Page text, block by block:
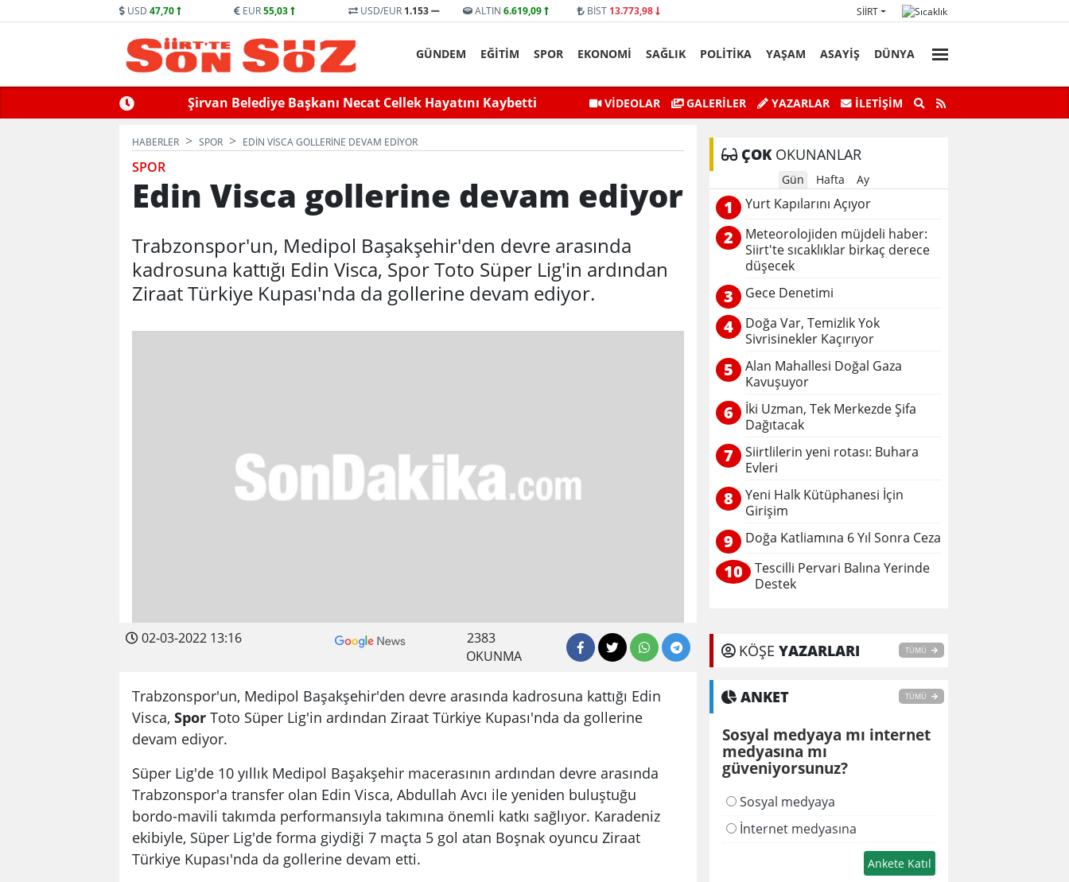
USD 47,70 EUR55,03 USD/EUR 1.153 ALTIN 6.619,09 BİST 13.773,98 SIIRT
GÜNDEM EĞİTİM SPOR EKONOMİ SAĞLIK POLİTİKA YAŞAM ASAYİŞ DÜNYA
Hayatını Kaybetti
Siirt’te Baraj Sularının Yükselmesiyle Mahsur Kalan Genç
Kurtarıldı
Siirt Valisi ve Belediye Başkan Vekili Kızılkaya'nın Acı Günü!
VİDEOLAR GALERİLER YAZARLAR İLETIŞIM
HABERLER SPOR EDIN VISCA GOLLERINE DEVAM EDIYOR
SPOR
Edin Visca gollerine devam ediyor
Trabzonspor'un, Medipol Başakşehir'den devre arasında
kadrosuna kattığı Edin Visca, Spor Toto Süper Lig'in ardından
Ziraat Türkiye Kupası'nda da gollerine devam ediyor.
02-03-2022 13:16
2383
OKUNMA
Trabzonspor'un, Medipol Başakşehir'den devre arasında kadrosuna kattığı Edin
Visca, Spor Toto Süper Lig'in ardından Ziraat Türkiye Kupası'nda da gollerine
devam ediyor.
Süper Lig'de 10 yıllık Medipol Başakşehir macerasının ardından devre arasında
Trabzonspor'a transfer olan Edin Visca, Abdullah Avcı ile yeniden buluştuğu
bordo-mavili takımda performansıyla takımına önemli katkı sağlıyor. Karadeniz
ekibiyle, Süper Lig'de forma giydiği 7 maçta 5 gol atan Boşnak oyuncu Ziraat
Türkiye Kupası'nda da gollerine devam etti.
ÇOKOKUNANLAR
Gün Hafta Ay
1 Yurt Kapılarını Açıyor
2
Meteorolojiden müjdeli haber:
Siirt'te sıcaklıklar birkaç derece
düşecek
3 Gece Denetimi
4
Doğa Var, Temizlik Yok
Sivrisinekler Kaçırıyor
5
Alan Mahallesi Doğal Gaza
Kavuşuyor
6
İki Uzman, Tek Merkezde Şifa
Dağıtacak
7
Siirtlilerin yeni rotası: Buhara
Evleri
8
Yeni Halk Kütüphanesi İçin
Girişim
9 Doğa Katliamına 6 Yıl Sonra Ceza
10
Tescilli Pervari Balına Yerinde
Destek
KÖŞE YAZARLARI TÜMÜ
ANKET TÜMÜ
Sosyal medyaya mı internet
medyasına mı
güveniyorsunuz?
Sosyal medyaya
İnternet medyasına